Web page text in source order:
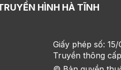
HÌNH HÀ TĨNH
Giấy phép số:
Truyền thông